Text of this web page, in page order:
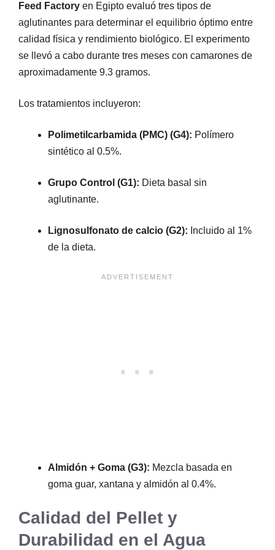
Feed Factory en Egipto evaluó tres tipos de
aglutinantes para determinar el equilibrio óptimo entre
calidad física y rendimiento biológico. El experimento
se llevó a cabo durante tres meses con camarones de
aproximadamente 9.3 gramos.
Los tratamientos incluyeron:
Polimetilcarbamida (PMC) (G4): Polímero
sintético al 0.5%.
Grupo Control (G1): Dieta basal sin
aglutinante.
Lignosulfonato de calcio (G2): Incluido al 1%
de la dieta.
Almidón + Goma (G3): Mezcla basada en
goma guar, xantana y almidón al 0.4%.
Calidad del Pellet y
Durabilidad en el Agua